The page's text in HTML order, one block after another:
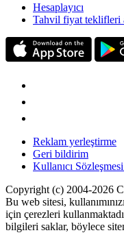
Hesaplayıcı
Tahvil fiyat teklifleri
Reklam yerleştirme
Geri bildirim
Kullanıcı
Copyright (c) 2004-2026
Bu web sitesi,
için çerezleri
bilgileri saklar, böylece